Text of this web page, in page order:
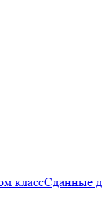
классСданные